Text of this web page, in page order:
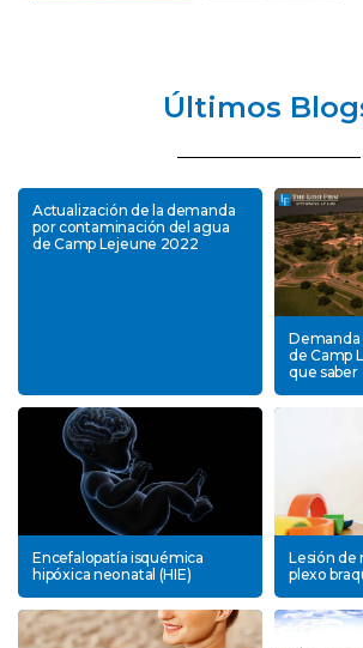
Últimos
Actualización de la demanda
por contaminación del agua
de Camp Lejeune 2022
Demanda
de Camp
que saber
Encefalopatía isquémica
hipóxica neonatal (HIE)
Lesión de
plexo